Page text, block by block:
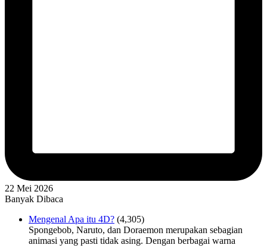
22 Mei 2026
Banyak Dibaca
Mengenal Apa itu 4D? (4,305)
Spongebob, Naruto, dan Doraemon merupakan sebagian
animasi yang pasti tidak asing. Dengan berbagai warna